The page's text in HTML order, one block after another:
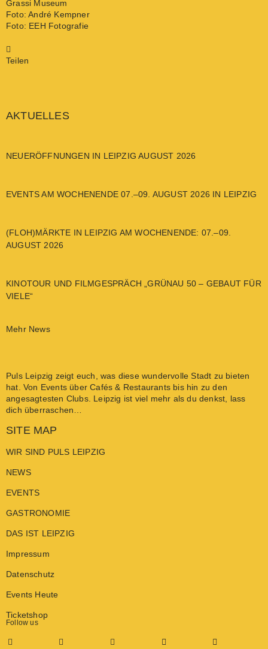
Grassi Museum
Foto: André Kempner
Foto: EEH Fotografie
Teilen
AKTUELLES
NEUERÖFFNUNGEN IN LEIPZIG AUGUST 2026
EVENTS AM WOCHENENDE 07.–09. AUGUST 2026 IN LEIPZIG
(FLOH)MÄRKTE IN LEIPZIG AM WOCHENENDE: 07.–09.
AUGUST 2026
KINOTOUR UND FILMGESPRÄCH „GRÜNAU 50 – GEBAUT FÜR
VIELE“
Mehr News
Puls Leipzig zeigt euch, was diese wundervolle Stadt zu bieten
hat. Von Events überCafés & Restaurants bis hin zu den
angesagtesten Clubs. Leipzig ist viel mehr als du denkst, lass
dich überraschen…
SITE MAP
WIR SIND PULS LEIPZIG
NEWS
EVENTS
GASTRONOMIE
DAS IST LEIPZIG
Impressum
Datenschutz
Events Heute
Ticketshop
Follow us